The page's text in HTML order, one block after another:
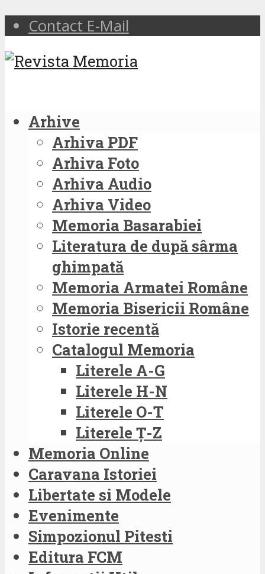
Contact E-Mail
Arhive
Arhiva PDF
Arhiva Foto
Arhiva Audio
Arhiva Video
Memoria Basarabiei
Literatura de după sârma
ghimpată
Memoria Armatei Române
Memoria Bisericii Române
Istorie recentă
Catalogul Memoria
Literele A-G
Literele H-N
Literele O-T
Literele Ț-Z
Memoria Online
Caravana Istoriei
Libertate si Modele
Evenimente
Simpozionul Pitesti
Editura FCM